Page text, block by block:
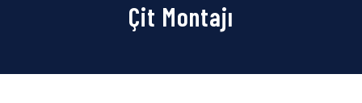
Çit Montajı